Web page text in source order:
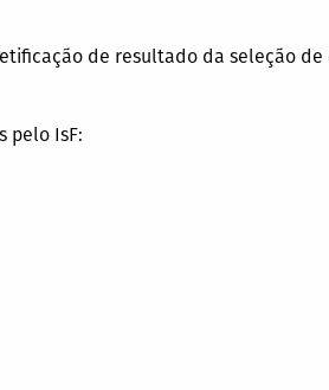
de resultado da seleção
pelo IsF: